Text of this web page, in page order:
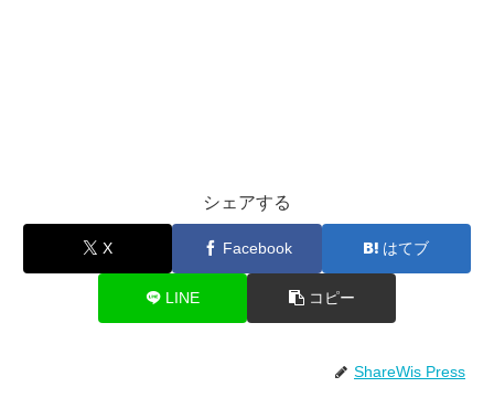
シェアする
X Facebook はてブ
LINE コピー
ShareWis Press